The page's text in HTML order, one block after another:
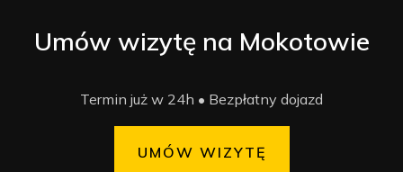
Umów wizytę na Mokotowie
Termin już w 24h • Bezpłatny dojazd
UMÓW WIZYTĘ